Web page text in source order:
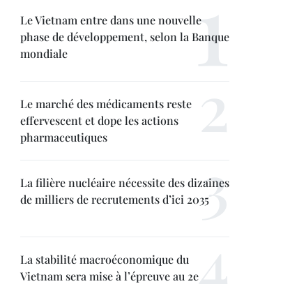
Le Vietnam entre dans une nouvelle
phase de développement, selon la Banque
mondiale
Le marché des médicaments reste
effervescent et dope les actions
pharmaceutiques
La filière nucléaire nécessite des dizaines
de milliers de recrutements d’ici 2035
La stabilité macroéconomique du
Vietnam sera mise à l’épreuve au 2e